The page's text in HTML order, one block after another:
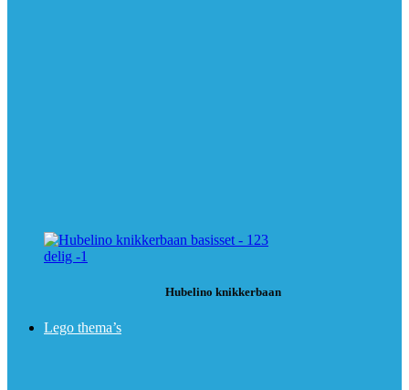
Hubelino knikkerbaan
Lego thema’s